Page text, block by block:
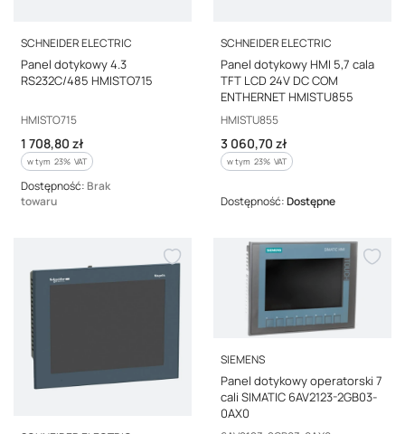
PRODUCENT
SCHNEIDER ELECTRIC
Panel dotykowy 4.3
RS232C/485 HMISTO715
Kod producenta
HMISTO715
Cena brutto
1 708,80 zł
w tym %s VAT
w tym 23% VAT
Dostępność: Brak
towaru
PRODUCENT
SCHNEIDER ELECTRIC
Panel dotykowy HMI 5,7 cala
TFT LCD 24V DC COM
ENTHERNET HMISTU855
Kod producenta
HMISTU855
Cena brutto
3 060,70 zł
w tym %s VAT
w tym 23% VAT
Dostępność:Dostępne
PRODUCENT
SIEMENS
Panel dotykowy operatorski 7
cali SIMATIC 6AV2123-2GB03-
0AX0